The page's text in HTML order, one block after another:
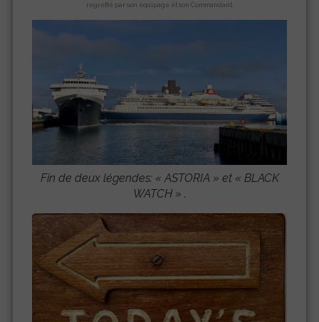
regretté par son équipage et son Commandant.
Fin de deux légendes: «ASTORIA » et « BLACK
WATCH» .